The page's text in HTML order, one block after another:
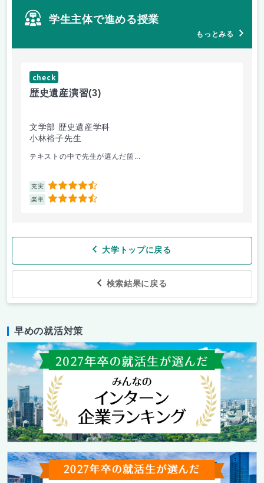
学生主体で進める授業
もっとみる
check
歴史遺産演習(3)
文学部 歴史遺産学科
小林裕子先生
テキストの中で先生が選んだ箇...
充実 4.5
楽単 4.5
大学トップに戻る
検索結果に戻る
早めの就活対策